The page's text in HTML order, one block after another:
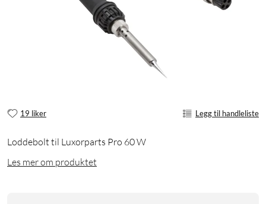
19 liker Legg til handleliste
Loddebolt til Luxorparts Pro 60 W
Les mer om produktet